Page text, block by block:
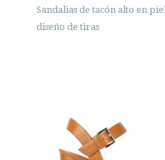
Sandalias de tacón alto en
diseño de tiras